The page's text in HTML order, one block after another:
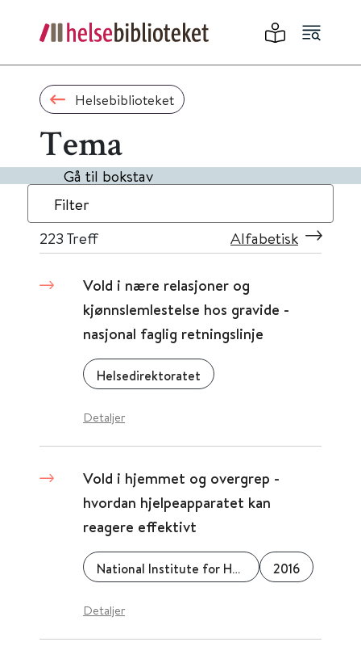
Helsebiblioteket
Tema
Gå til bokstav
Filter
223 Treff Alfabetisk
Vold i nære relasjoner og
kjønnslemlestelse hos gravide -
nasjonal faglig retningslinje
Helsedirektoratet
Detaljer
Vold i hjemmet og overgrep -
hvordan hjelpeapparatet kan
reagere effektivt
National Institute for Health and Care Excellence (NICE) 2016
Detaljer